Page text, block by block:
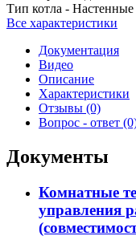
Тип котла - Настенные
Все характеристики
Документация
Видео
Описание
Характеристики
Отзывы (0)
Вопрос - ответ
Документы
Комнатные
управления